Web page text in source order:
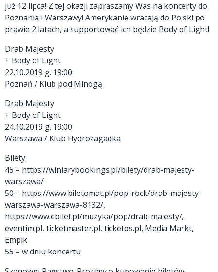
już 12 lipca! Z tej okazji zapraszamy Was na koncerty do
Poznania i Warszawy! Amerykanie wracają do Polski po
prawie 2 latach, a supportować ich będzie Body of Light!
Drab Majesty
+ Body of Light
22.10.2019 g. 19:00
Poznań / Klub pod Minogą
Drab Majesty
+ Body of Light
24.10.2019 g. 19:00
Warszawa / Klub Hydrozagadka
Bilety:
45 – https://winiarybookings.pl/bilety/drab-majesty-
warszawa/
50 – https://www.biletomat.pl/pop-rock/drab-majesty-
warszawa-warszawa-8132/,
https://www.ebilet.pl/muzyka/pop/drab-majesty/,
eventim.pl, ticketmaster.pl, ticketos.pl, Media Markt,
Empik
55 – w dniu koncertu